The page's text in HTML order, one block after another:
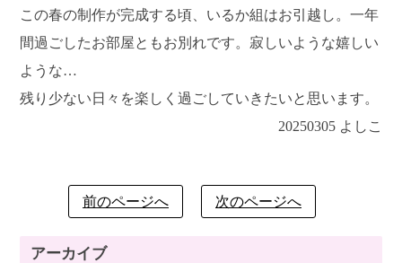
アーカイブ
この春の制作が完成する頃、いるか組はお引越し。一年
間過ごしたお部屋ともお別れです。寂しいような嬉しい
ような…
残り少ない日々を楽しく過ごしていきたいと思います。
20250305 よしこ
前のページへ 次のページへ